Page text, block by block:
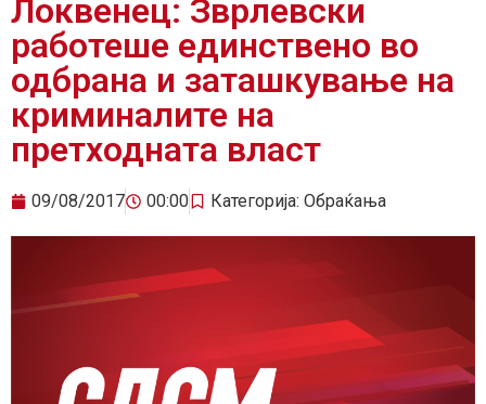
Локвенец: Зврлевски
работеше единствено во
одбрана и заташкување на
криминалите на
претходната власт
09/08/2017 00:00 Категорија: Обраќања